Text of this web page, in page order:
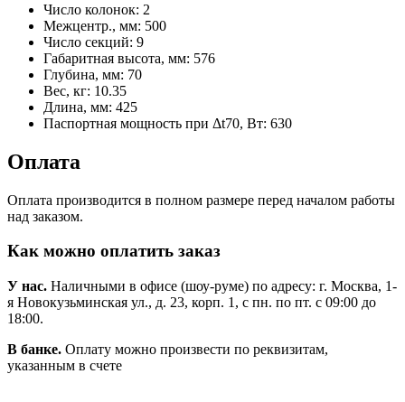
Число колонок: 2
Межцентр., мм: 500
Число секций: 9
Габаритная высота, мм: 576
Глубина, мм: 70
Вес, кг: 10.35
Длина, мм: 425
Паспортная мощность при Δt70, Вт: 630
Оплата
Оплата производится в полном размере перед началом работы
над заказом.
Как можно оплатить заказ
У нас. Наличными в офисе (шоу-руме) по адресу: г. Москва, 1-
я Новокузьминская ул., д. 23, корп. 1, с пн. по пт. с 09:00 до
18:00.
В банке. Оплату можно произвести по реквизитам,
указанным в счете